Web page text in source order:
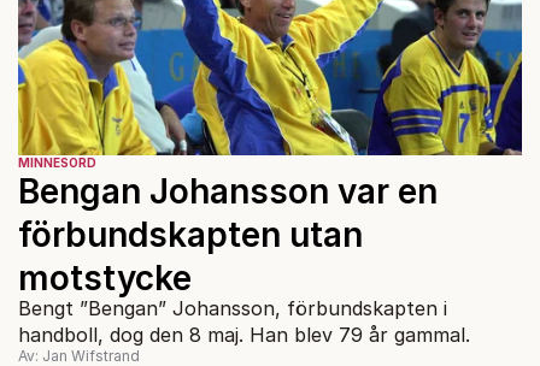
MINNESORD
Bengan Johansson var en
förbundskapten utan
motstycke
Bengt ”Bengan” Johansson, förbundskapten i
handboll, dog den 8 maj. Han blev 79 år gammal.
Av: Jan Wifstrand